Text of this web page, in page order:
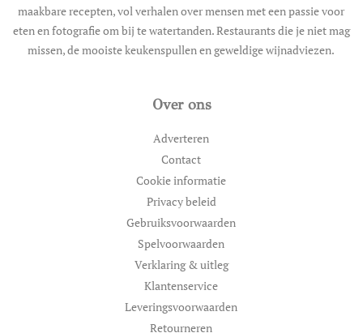
maakbare recepten, vol verhalen over mensen met een passie voor
eten en fotografie om bij te watertanden. Restaurants die je niet mag
missen, de mooiste keukenspullen en geweldige wijnadviezen.
Over ons
Adverteren
Contact
Cookie informatie
Privacy beleid
Gebruiksvoorwaarden
Spelvoorwaarden
Verklaring & uitleg
Klantenservice
Leveringsvoorwaarden
Retourneren